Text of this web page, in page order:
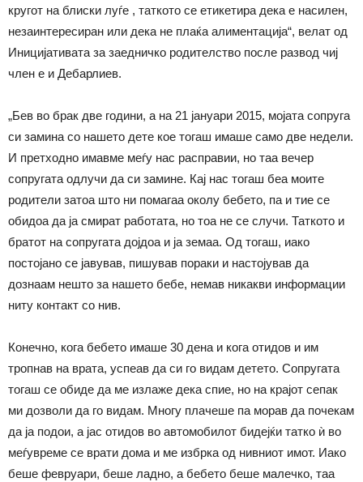
кругот на блиски луѓе , таткото се етикетира дека е насилен,
незаинтересиран или дека не плаќа алиментација“, велат од
Иницијативата за заедничко родителство после развод чиј
член е и Дебарлиев.
„Бев во брак две години, а на 21 јануари 2015, мојата сопруга
си замина со нашето дете кое тогаш имаше само две недели.
И претходно имавме меѓу нас расправии, но таа вечер
сопругата одлучи да си замине. Кај нас тогаш беа моите
родители затоа што ни помагаа околу бебето, па и тие се
обидоа да ја смират работата, но тоа не се случи. Таткото и
братот на сопругата дојдоа и ја земаа. Од тогаш, иако
постојано се јавував, пишував пораки и настојував да
дознаам нешто за нашето бебе, немав никакви информации
ниту контакт со нив.
Конечно, кога бебето имаше 30 дена и кога отидов и им
тропнав на врата, успеав да си го видам детето. Сопругата
тогаш се обиде да ме излаже дека спие, но на крајот сепак
ми дозволи да го видам. Многу плачеше па морав да почекам
да ја подои, а јас отидов во автомобилот бидејќи татко ѝ во
меѓувреме се врати дома и ме избрка од нивниот имот. Иако
беше февруари, беше ладно, а бебето беше малечко, таа